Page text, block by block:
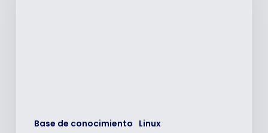
Base de conocimiento Linux